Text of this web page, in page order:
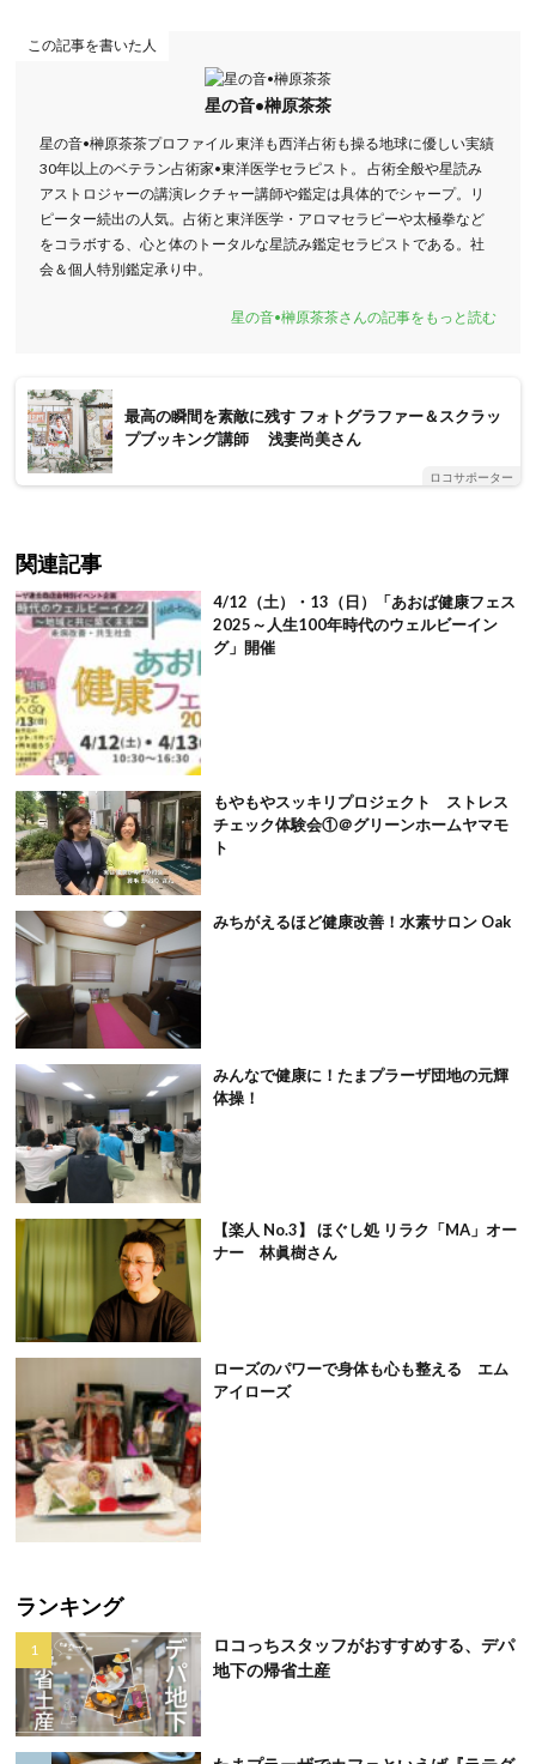
この記事を書いた人
星の音•榊原茶茶
星の音•榊原茶茶プロファイル 東洋も西洋占術も操る地球に優しい実績
30年以上のベテラン占術家•東洋医学セラピスト。 占術全般や星読み
アストロジャーの講演レクチャー講師や鑑定は具体的でシャープ。リ
ピーター続出の人気。占術と東洋医学・アロマセラピーや太極拳など
をコラボする、心と体のトータルな星読み鑑定セラピストである。社
会＆個人特別鑑定承り中。
星の音•榊原茶茶さんの記事をもっと読む
最高の瞬間を素敵に残す フォトグラファー＆スクラッ
プブッキング講師 浅妻尚美さん
ロコサポーター
関連記事
4/12（土）・13（日）「あおば健康フェス
2025～人生100年時代のウェルビーイン
グ」開催
もやもやスッキリプロジェクト ストレス
チェック体験会①＠グリーンホームヤマモ
ト
みちがえるほど健康改善！水素サロン Oak
みんなで健康に！たまプラーザ団地の元輝
体操！
【楽人 No.3】 ほぐし処 リラク「MA」オー
ナー 林眞樹さん
ローズのパワーで身体も心も整える エム
アイローズ
ランキング
ロコっちスタッフがおすすめする、デパ
地下の帰省土産